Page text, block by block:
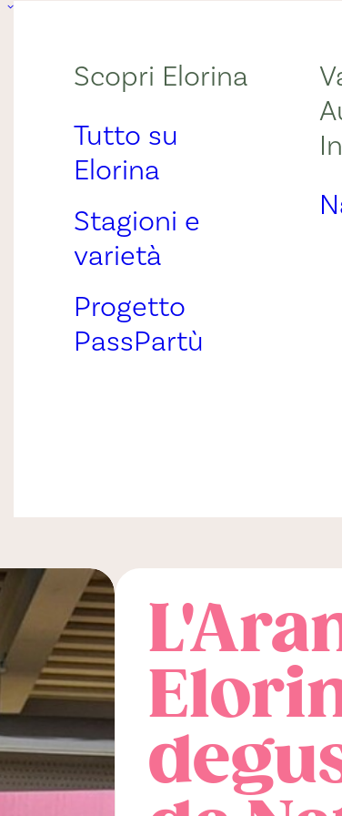
Scopri Elorina
Tutto su
Elorina
Stagioni e
varietà
Progetto
PassPartù